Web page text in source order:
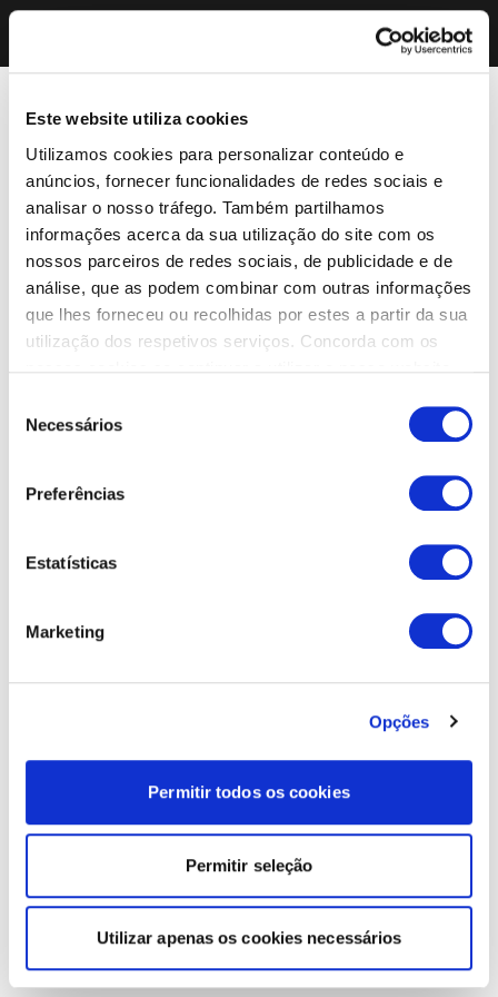
Este website utiliza cookies
Utilizamos cookies para personalizar conteúdo e
anúncios, fornecer funcionalidades de redes sociais e
analisar o nosso tráfego. Também partilhamos
informações acerca da sua utilização do site com os
nossos parceiros de redes sociais, de publicidade e de
análise, que as podem combinar com outras informações
que lhes forneceu ou recolhidas por estes a partir da sua
utilização dos respetivos serviços. Concorda com os
Necessários
Preferências
Estatísticas
Marketing
Opções
Permitir todos os cookies
Permitir seleção
Utilizar apenas os cookies necessários